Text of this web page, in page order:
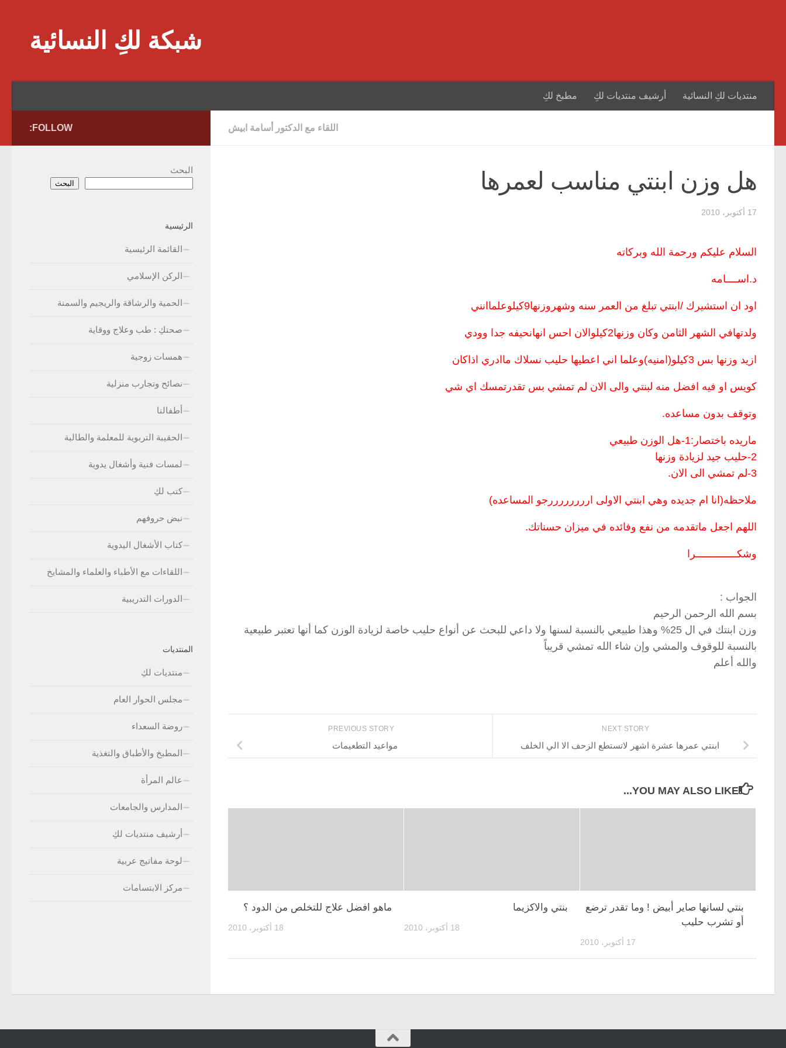
شبكة لكِ النسائية
منتديات لكِ النسائية أرشيف منتديات لكِ مطبخ لكِ
اللقاء مع الدكتور أسامة ابيش
هل وزن ابنتي مناسب لعمرها
17 أكتوبر، 2010
السلام عليكم ورحمة الله وبركاته
د.اســــامه
اود ان استشيرك /ابنتي تبلغ من العمر سنه وشهروزنها9كيلوعلماانني
ولدتهافي الشهر الثامن وكان وزنها2كيلوالان احس انهانحيفه جدا وودي
ازيد وزنها بس 3كيلو(امنيه)وعلما اني اعطيها حليب نسلاك ماادري اذاكان
كويس او فيه افضل منه لبنتي والى الان لم تمشي بس تقدرتمسك اي شي
وتوقف بدون مساعده.
ماريده باختصار:1-هل الوزن طبيعي
2-حليب جيد لزيادة وزنها
3-لم تمشي الى الان.
ملاحظه(انا ام جديده وهي ابنتي الاولى اررررررررجو المساعده)
اللهم اجعل ماتقدمه من نفع وفائده في ميزان حسناتك.
وشكــــــــــــــرا
الجواب :
بسم الله الرحمن الرحيم
وزن ابنتك في ال 25% وهذا طبيعي بالنسبة لسنها ولا داعي للبحث عن أنواع حليب خاصة لزيادة الوزن كما أنها تعتبر طبيعية
بالنسبة للوقوف والمشي وإن شاء الله تمشي قريباً
والله أعلم
NEXT STORY
ابنتي عمرها عشرة اشهر لاتستطع الزحف الا الي الخلف
PREVIOUS STORY
مواعيد التطعيمات
YOU MAY ALSO LIKE...
ماهو افضل علاج للتخلص من الدود ؟
18 أكتوبر، 2010
بنتي والاكزيما
18 أكتوبر، 2010
بنتي لسانها صاير أبيض ! وما تقدر ترضع
أو تشرب حليب
17 أكتوبر، 2010
FOLLOW:
البحث
البحث
الرئيسية
القائمة الرئيسية
الركن الإسلامي
الحمية والرشاقة والريجيم والسمنة
صحتكِ : طب وعلاج ووقاية
همسات زوجية
نصائح وتجارب منزلية
أطفالنا
الحقيبة التربوية للمعلمة والطالبة
لمسات فنية وأشغال يدوية
كتب لكِ
نبض حروفهم
كتاب الأشغال اليدوية
اللقاءات مع الأطباء والعلماء والمشايخ
الدورات التدريبية
المنتديات
منتديات لكِ
مجلس الحوار العام
روضة السعداء
المطبخ والأطباق والتغذية
عالم المرأة
المدارس والجامعات
أرشيف منتديات لكِ
لوحة مفاتيج عربية
مركز الابتسامات